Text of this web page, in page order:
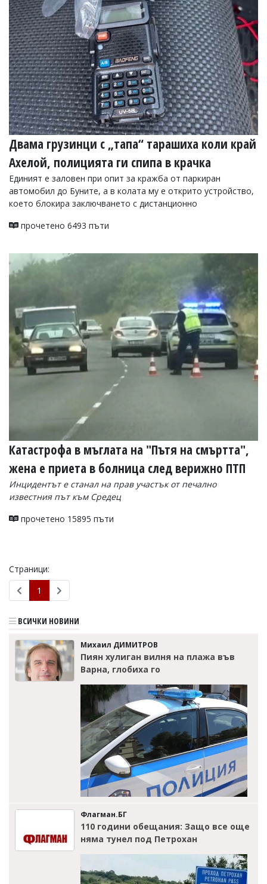
УКРАЙНА
СПОРТ
РАЗСЛЕДВАНЕ
БИЗНЕС
ЮГ
Управители:
Веселин
Василев,
email:
v.vasilev@flagman.bg
Катя
еmail:k.kassabova@flagman.bg
Главен
Иван
office@flagman.bg
Коментарите
въвеждат
от
читателите
редакцията
Ако
откриете
обиден
вас
коментар,
моля
ни!
Двама грузинци с „тапа“ тарашиха коли край
Ахелой, полицията ги спипа в крачка
Единият е заловен при опит за кражба от паркиран
автомобил до Буните, а в колата му е открито устройство,
което блокира заключването с дистанционно
прочетено 6493 пъти
Катастрофа в мъглата на "Пътя на смъртта",
жена е приета в болница след верижно ПТП
Инцидентът е станал на прав участък от печално
известния път към Средец
прочетено 15895 пъти
Страници:
1
ВСИЧКИ НОВИНИ
Михаил ДИМИТРОВ
Пиян хулиган вилня на плажа във
Варна, глобиха го
Флагман.БГ
110 години обещания: Защо все още
няма тунел под Петрохан